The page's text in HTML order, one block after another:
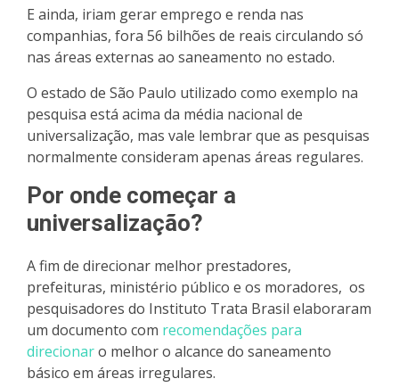
E ainda, iriam gerar emprego e renda nas
companhias, fora 56 bilhões de reais circulando só
nas áreas externas ao saneamento no estado.
O estado de São Paulo utilizado como exemplo na
pesquisa está acima da média nacional de
universalização, mas vale lembrar que as pesquisas
normalmente consideram apenas áreas regulares.
Por onde começar a
universalização?
A fim de direcionar melhor prestadores,
prefeituras, ministério público e os moradores, os
pesquisadores do Instituto Trata Brasil elaboraram
um documento com recomendações para
direcionaro melhor o alcance do saneamento
básico em áreas irregulares.